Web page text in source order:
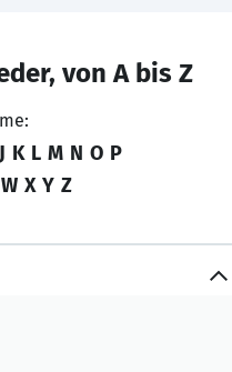
von A bis Z
J K L M N O P
W X Y Z